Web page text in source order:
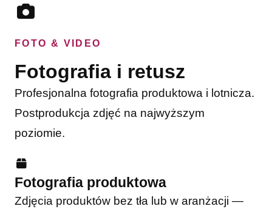
FOTO & VIDEO
Fotografia i retusz
Profesjonalna fotografia produktowa i lotnicza.
Postprodukcja zdjęć na najwyższym
poziomie.
Fotografia produktowa
Zdjęcia produktów bez tła lub w aranżacji —